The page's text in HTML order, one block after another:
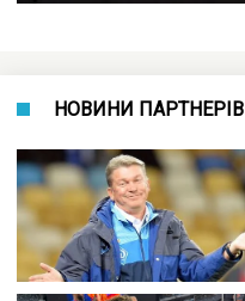
НОВИНИ ПАРТНЕРІВ